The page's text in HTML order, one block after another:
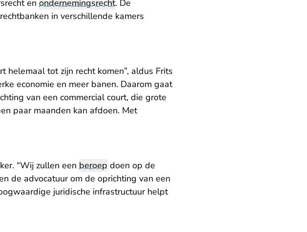
en ondernemingsrecht. De
in verschillende kamers
helemaal tot zijn recht komen”, aldus Frits
economie en meer banen. Daarom gaat
van een commercial court, die grote
paar maanden kan afdoen. Met
“Wij zullen een beroep doen op de
de advocatuur om de oprichting van een
juridische infrastructuur helpt